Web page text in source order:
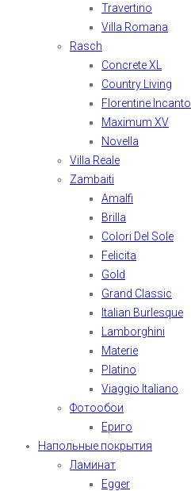
Travertino
Villa Romana
Rasch
Concrete XL
Country Living
Florentine Incanto
Maximum XV
Novella
Villa Reale
Zambaiti
Amalfi
Brilla
Colori Del Sole
Felicita
Gold
Grand Classic
Italian Burlesque
Lamborghini
Materie
Platino
Viaggio Italiano
Фотообои
Ериго
Напольные покрытия
Ламинат
Egger